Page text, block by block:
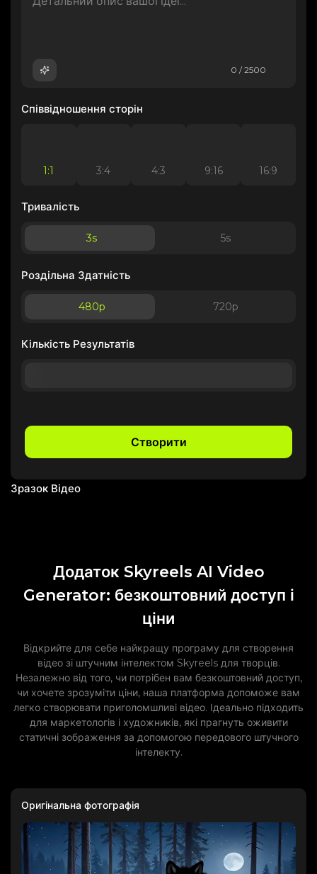
0 / 2500
Співвідношення сторін
1:1 3:4 4:3 9:16 16:9
Тривалість
3s 5s
Роздільна Здатність
480p 720p
Кількість Результатів
Створити
Зразок Відео
Додаток Skyreels AI Video
Generator: безкоштовний доступ і
ціни
Відкрийте для себе найкращу програму для створення
відео зі штучним інтелектом Skyreels для творців.
Незалежно від того, чи потрібен вам безкоштовний доступ,
чи хочете зрозуміти ціни, наша платформа допоможе вам
легко створювати приголомшливі відео. Ідеально підходить
для маркетологів і художників, які прагнуть оживити
статичні зображення за допомогою передового штучного
інтелекту.
Оригінальна фотографія